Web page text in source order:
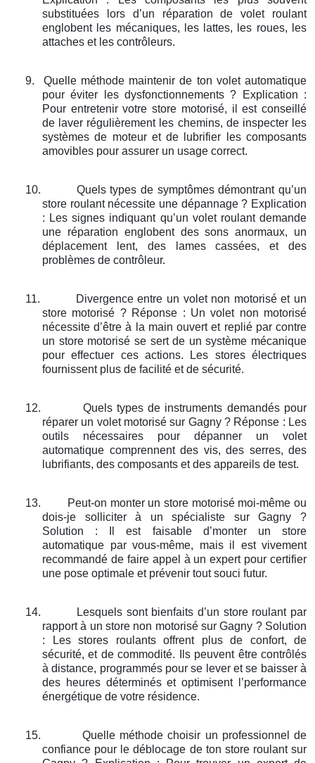
substituées lors d’un réparation de volet roulant
englobent les mécaniques, les lattes, les roues, les
attaches et les contrôleurs.
9.
Quelle méthode maintenir de ton volet automatique
pour éviter les dysfonctionnements ? Explication :
Pour entretenir votre store motorisé, il est conseillé
de laver régulièrement les chemins, de inspecter les
systèmes de moteur et de lubrifier les composants
amovibles pour assurer un usage correct.
10.
Quels types de symptômes démontrant qu’un
store roulant nécessite une dépannage ? Explication
: Les signes indiquant qu’un volet roulant demande
une réparation englobent des sons anormaux, un
déplacement lent, des lames cassées, et des
problèmes de contrôleur.
11.
Divergence entre un volet non motorisé et un
store motorisé ? Réponse : Un volet non motorisé
nécessite d’être à la main ouvert et replié par contre
un store motorisé se sert de un système mécanique
pour effectuer ces actions. Les stores électriques
fournissent plus de facilité et de sécurité.
12.
Quels types de instruments demandés pour
réparer un volet motorisé sur Gagny ? Réponse : Les
outils nécessaires pour dépanner un volet
automatique comprennent des vis, des serres, des
lubrifiants, des composants et des appareils de test.
13.
Peut-on monter un store motorisé moi-même ou
dois-je solliciter à un spécialiste sur Gagny ?
Solution : Il est faisable d’monter un store
automatique par vous-même, mais il est vivement
recommandé de faire appel à un expert pour certifier
une pose optimale et prévenir tout souci futur.
14.
Lesquels sont bienfaits d’un store roulant par
rapport à un store non motorisé sur Gagny ? Solution
: Les stores roulants offrent plus de confort, de
sécurité, et de commodité. Ils peuvent être contrôlés
à distance, programmés pour se lever et se baisser à
des heures déterminés et optimisent l’performance
énergétique de votre résidence.
15.
Quelle méthode choisir un professionnel de
confiance pour le déblocage de ton store roulant sur